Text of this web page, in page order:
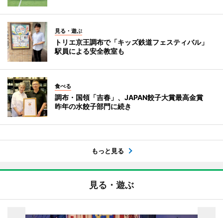
見る・遊ぶ
トリエ京王調布で「キッズ鉄道フェスティバル」
駅員による安全教室も
食べる
調布・国領「吉春」、JAPAN餃子大賞最高金賞
昨年の水餃子部門に続き
もっと見る
見る・遊ぶ